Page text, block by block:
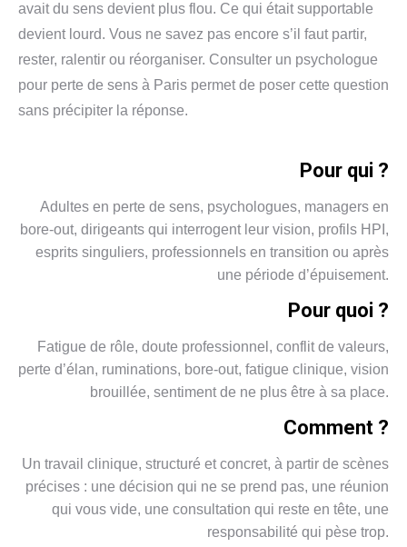
avait du sens devient plus flou. Ce qui était supportable
devient lourd. Vous ne savez pas encore s’il faut partir,
rester, ralentir ou réorganiser. Consulter un psychologue
pour perte de sens à Paris permet de poser cette question
sans précipiter la réponse.
Pour qui ?
Adultes en perte de sens, psychologues, managers en
bore-out, dirigeants qui interrogent leur vision, profils HPI,
esprits singuliers, professionnels en transition ou après
une période d’épuisement.
Pour quoi ?
Fatigue de rôle, doute professionnel, conflit de valeurs,
perte d’élan, ruminations, bore-out, fatigue clinique, vision
brouillée, sentiment de ne plus être à sa place.
Comment ?
Un travail clinique, structuré et concret, à partir de scènes
précises : une décision qui ne se prend pas, une réunion
qui vous vide, une consultation qui reste en tête, une
responsabilité qui pèse trop.